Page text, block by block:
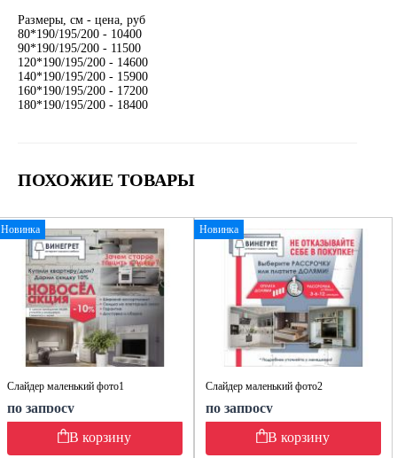
Размеры, см - цена, руб
80*190/195/200 - 10400
90*190/195/200 - 11500
120*190/195/200 - 14600
140*190/195/200 - 15900
160*190/195/200 - 17200
180*190/195/200 - 18400
ПОХОЖИЕ ТОВАРЫ
Новинка
Слайдер маленький фото1
по запросу
В корзину
Новинка
Слайдер маленький фото2
по запросу
В корзину